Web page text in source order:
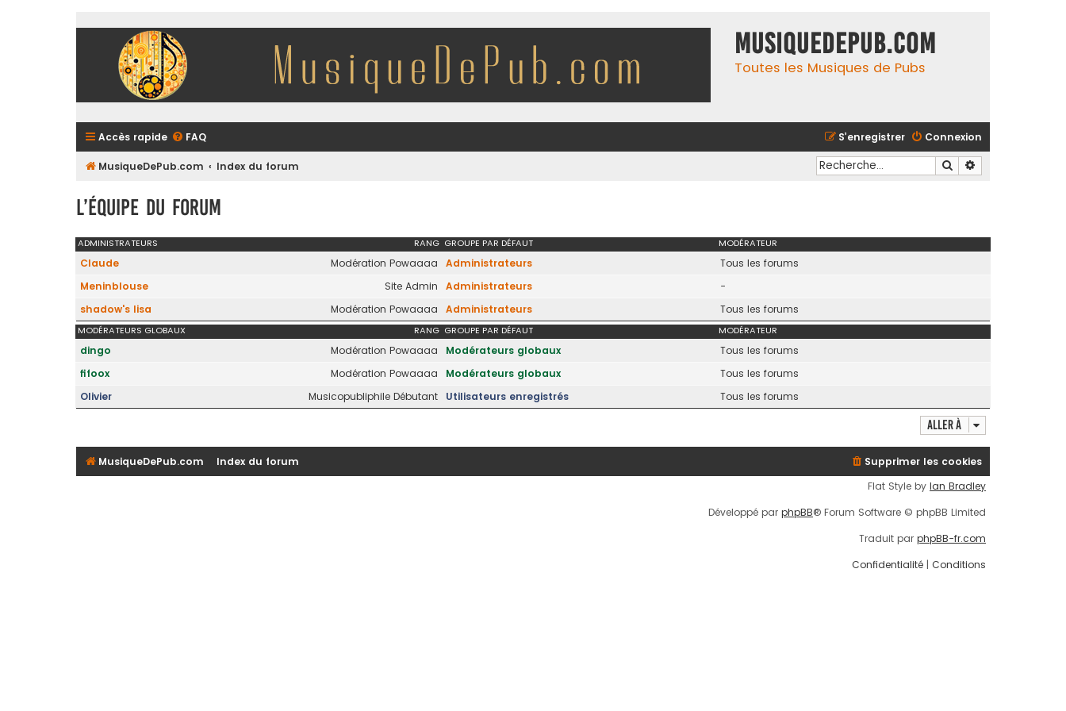
MusiqueDePub.com
Toutes les Musiques de Pubs
Accès rapide FAQ Connexion
S’enregistrer
MusiqueDePub.com Index du forum Rechercher
L’équipe du forum
RANG
ADMINISTRATEURS GROUPE PAR DÉFAUT MODÉRATEUR
Modération Powaaaa
Claude Administrateurs
Tous les forums
Site Admin
Meninblouse Administrateurs
-
Modération Powaaaa
shadow's lisa Administrateurs Tous les forums
RANG
MODÉRATEURS GLOBAUX GROUPE PAR DÉFAUT MODÉRATEUR
Modération Powaaaa
dingo Modérateurs globaux
Tous les forums
Modération Powaaaa
fifoox Modérateurs globaux
Tous les forums
Musicopubliphile Débutant
Olivier Utilisateurs enregistrés Tous les forums
Aller à
MusiqueDePub.com Index du forum
Supprimer les cookies
Flat Style by Ian Bradley
Développé par phpBB® Forum Software © phpBB Limited
Traduit par phpBB-fr.com
Confidentialité | Conditions